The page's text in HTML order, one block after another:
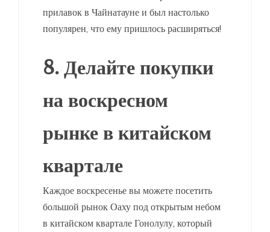
прилавок в Чайнатауне и был настолько
популярен, что ему пришлось расширяться!
8. Делайте покупки
на воскресном
рынке в китайском
квартале
Каждое воскресенье вы можете посетить
большой рынок Оаху под открытым небом
в китайском квартале Гонолулу, который